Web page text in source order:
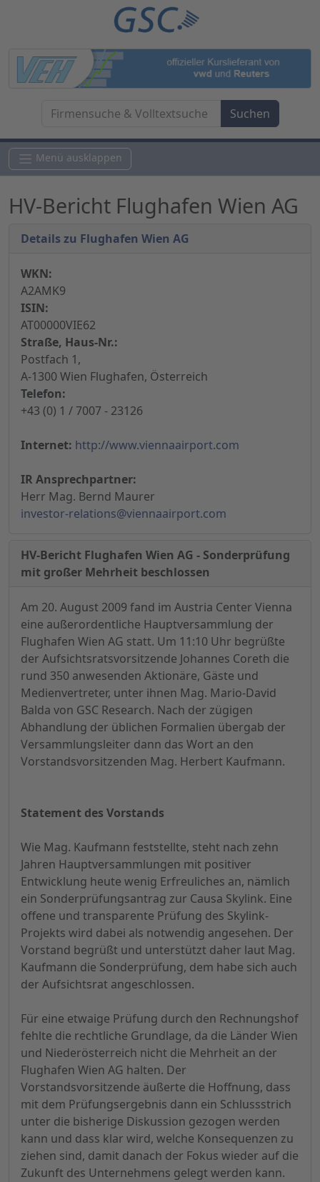
Menü ausklappen
HV-Bericht Flughafen Wien AG
Details zu Flughafen Wien AG
WKN:
A2AMK9
ISIN:
AT00000VIE62
Straße, Haus-Nr.:
Postfach 1,
A-1300 Wien Flughafen, Österreich
Telefon:
+43 (0) 1 / 7007 - 23126
Internet: http://www.viennaairport.com
IR Ansprechpartner:
Herr Mag. Bernd Maurer
investor-relations@viennaairport.com
HV-Bericht Flughafen Wien AG - Sonderprüfung
mit großer Mehrheit beschlossen
Am 20. August 2009 fand im Austria Center Vienna
eine außerordentliche Hauptversammlung der
Flughafen Wien AG statt. Um 11:10 Uhr begrüßte
der Aufsichtsratsvorsitzende Johannes Coreth die
rund 350 anwesenden Aktionäre, Gäste und
Medienvertreter, unter ihnen Mag. Mario-David
Balda von GSC Research. Nach der zügigen
Abhandlung der üblichen Formalien übergab der
Versammlungsleiter dann das Wort an den
Vorstandsvorsitzenden Mag. Herbert Kaufmann.
Statement des Vorstands
Wie Mag. Kaufmann feststellte, steht nach zehn
Jahren Hauptversammlungen mit positiver
Entwicklung heute wenig Erfreuliches an, nämlich
ein Sonderprüfungsantrag zur Causa Skylink. Eine
offene und transparente Prüfung des Skylink-
Projekts wird dabei als notwendig angesehen. Der
Vorstand begrüßt und unterstützt daher laut Mag.
Kaufmann die Sonderprüfung, dem habe sich auch
der Aufsichtsrat angeschlossen.
Für eine etwaige Prüfung durch den Rechnungshof
fehlte die rechtliche Grundlage, da die Länder Wien
und Niederösterreich nicht die Mehrheit an der
Flughafen Wien AG halten. Der
Vorstandsvorsitzende äußerte die Hoffnung, dass
mit dem Prüfungsergebnis dann ein Schlussstrich
unter die bisherige Diskussion gezogen werden
kann und dass klar wird, welche Konsequenzen zu
ziehen sind, damit danach der Fokus wieder auf die
Zukunft des Unternehmens gelegt werden kann.